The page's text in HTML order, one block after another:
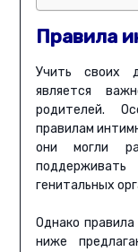
Правила
Учить своих
является
родителей.
правилам
они могли
генитальных
Однако
ниже